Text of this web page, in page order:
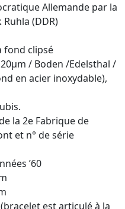
Allemande par la
(DDR)
fond clipsé
/ Boden /Edelsthal /
en acier inoxydable),
la 2e Fabrique de
et n° de série
’60
est articulé à la